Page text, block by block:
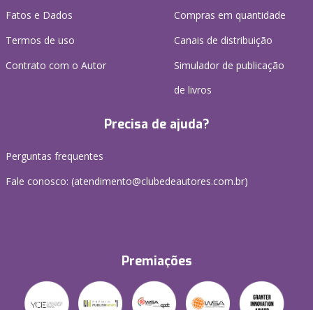
Fatos e Dados
Termos de uso
Contrato com o Autor
Compras em quantidade
Canais de distribuição
Simulador de publicação
de livros
Precisa de ajuda?
Perguntas frequentes
Fale conosco: (atendimento@clubedeautores.com.br)
Premiações